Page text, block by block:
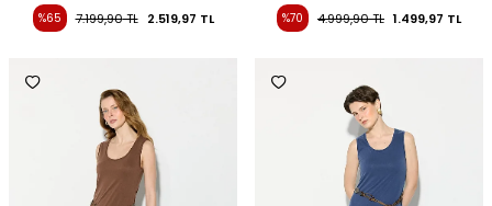
%65 7.199,90TL 2.519,97 TL %70 4.999,90TL 1.499,97 TL